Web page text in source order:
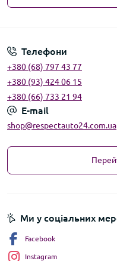
Телефони
+380 (68) 797 43 77
+380 (93) 424 06 15
+380 (66) 733 21 94
E-mail
shop@respectauto24.com.ua
Ми у соціальних
Facebook
Instagram